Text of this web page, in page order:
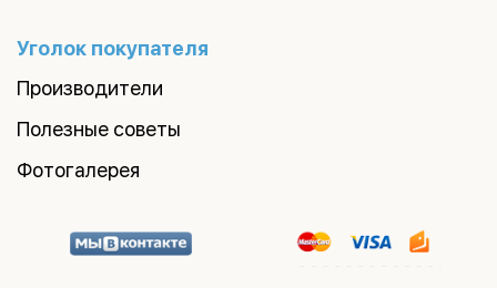
Уголок покупателя
Производители
Полезные советы
Фотогалерея